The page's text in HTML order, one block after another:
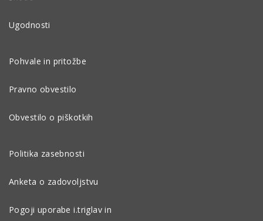
Ugodnosti
Pohvale in pritožbe
Pravno obvestilo
Obvestilo o piškotkih
Politika zasebnosti
Anketa o zadovoljstvu
Pogoji uporabe i.triglav in